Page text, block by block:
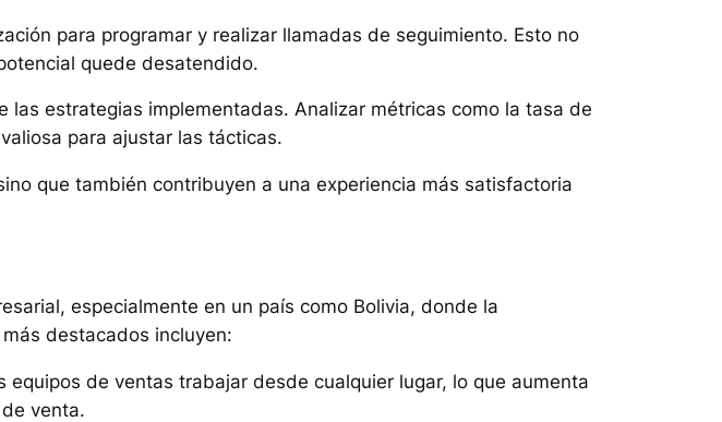
para programar y realizar llamadas de seguimiento. Esto no
quede desatendido.
las estrategias implementadas. Analizar métricas como la tasa de
para ajustar las tácticas.
que también contribuyen a una experiencia más satisfactoria
especialmente en un país como Bolivia, donde la
destacados incluyen:
equipos de ventas trabajar desde cualquier lugar, lo que aumenta
venta.